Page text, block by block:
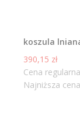
koszula
Cena
390,15 zł
Cena
Najniższa